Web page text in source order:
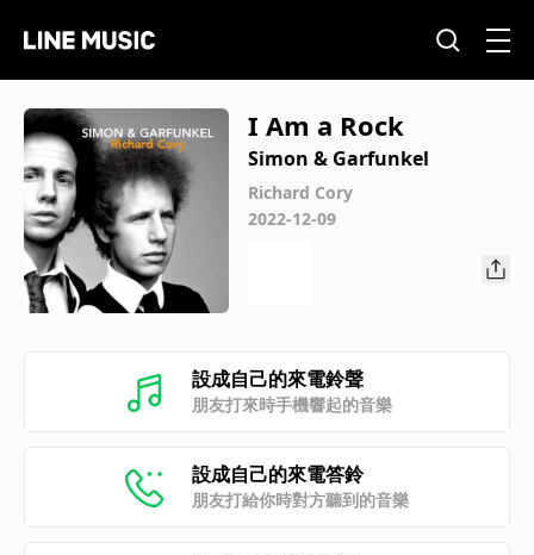
I Am a Rock
Simon & Garfunkel
Richard Cory
2022-12-09
設成自己的來電鈴聲
朋友打來時手機響起的音樂
設成自己的來電答鈴
朋友打給你時對方聽到的音樂